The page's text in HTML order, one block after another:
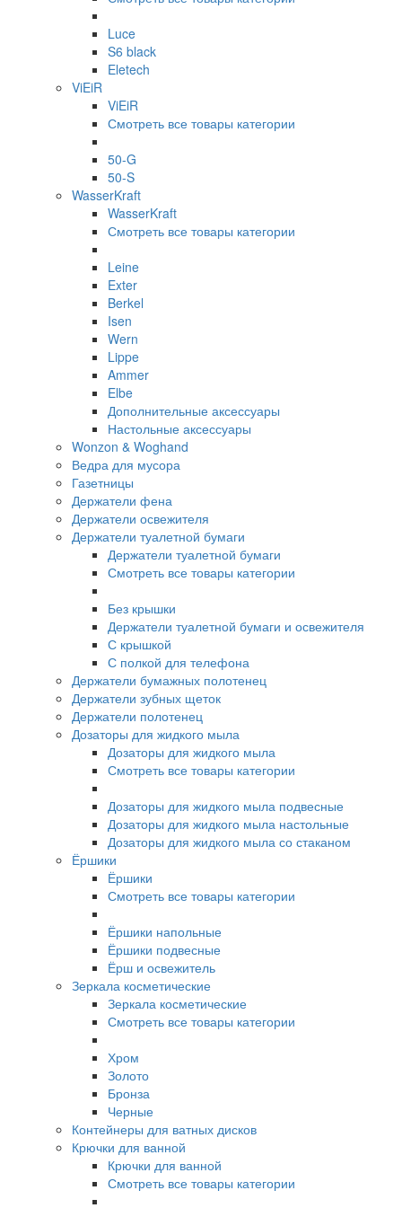
Luce
S6 black
Eletech
ViEiR
ViEiR
Смотреть все товары категории
50-G
50-S
WasserKraft
WasserKraft
Смотреть все товары категории
Leine
Exter
Berkel
Isen
Wern
Lippe
Ammer
Elbe
Дополнительные аксессуары
Настольные аксессуары
Wonzon & Woghand
Ведра для мусора
Газетницы
Держатели фена
Держатели освежителя
Держатели туалетной бумаги
Держатели туалетной бумаги
Смотреть все товары категории
Без крышки
Держатели туалетной бумаги и освежителя
С крышкой
С полкой для телефона
Держатели бумажных полотенец
Держатели зубных щеток
Держатели полотенец
Дозаторы для жидкого мыла
Дозаторы для жидкого мыла
Смотреть все товары категории
Дозаторы для жидкого мыла подвесные
Дозаторы для жидкого мыла настольные
Дозаторы для жидкого мыла со стаканом
Ёршики
Ёршики
Смотреть все товары категории
Ёршики напольные
Ёршики подвесные
Ёрш и освежитель
Зеркала косметические
Зеркала косметические
Смотреть все товары категории
Хром
Золото
Бронза
Черные
Контейнеры для ватных дисков
Крючки для ванной
Крючки для ванной
Смотреть все товары категории